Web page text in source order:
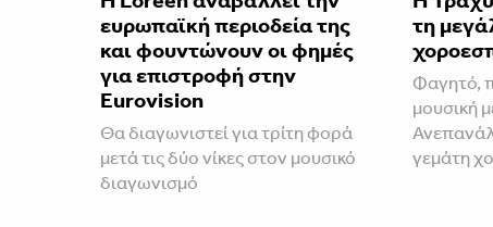
ευρωπαϊκή περιοδεία της
και φουντώνουν οι φημές
για επιστροφή στην
Eurovision
Θα διαγωνιστεί για τρίτη φορά
μετά τις δύο νίκες στον μουσικό
διαγωνισμό
τη
Φαγητό,
μουσική
γεμάτη